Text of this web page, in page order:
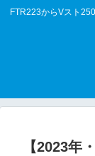
FTR223からVスト
【2023年